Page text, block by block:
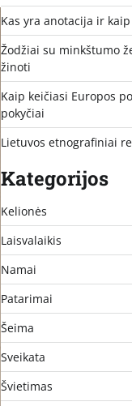
Kas yra anotacija ir
Žodžiai su minkštumo
žinoti
Kaip keičiasi Europos
pokyčiai
Lietuvos etnografiniai
Kategorijos
Kelionės
Laisvalaikis
Namai
Patarimai
Šeima
Sveikata
Švietimas